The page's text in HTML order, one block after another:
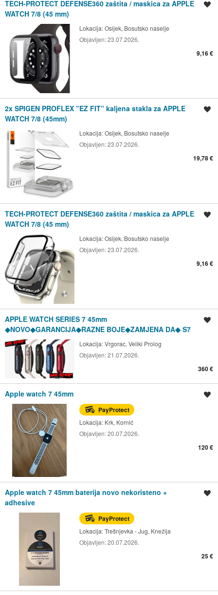
TECH-PROTECT DEFENSE360 zaštita / maskica za APPLE
WATCH 7/8 (45 mm)
Lokacija:Osijek, Bosutsko naselje
Objavljen:23.07.2026.
9,16 €
2x SPIGEN PROFLEX ”EZ FIT” kaljena stakla za APPLE
WATCH 7/8 (45mm)
Lokacija:Osijek, Bosutsko naselje
Objavljen:23.07.2026.
19,78 €
TECH-PROTECT DEFENSE360 zaštita / maskica za APPLE
WATCH 7/8 (45 mm)
Lokacija:Osijek, Bosutsko naselje
Objavljen:23.07.2026.
9,16 €
APPLE WATCH SERIES 7 45mm
◆NOVO◆GARANCIJA◆RAZNE BOJE◆ZAMJENA DA◆ S7
Lokacija:Vrgorac, Veliki Prolog
Objavljen:21.07.2026.
360 €
Apple watch 7 45mm
PayProtect
Lokacija: Krk, Kornić
Objavljen:20.07.2026.
120 €
Apple watch 7 45mm baterija novo nekoristeno +
adhesive
PayProtect
Lokacija:Trešnjevka - Jug, Knežija
Objavljen:20.07.2026.
25 €